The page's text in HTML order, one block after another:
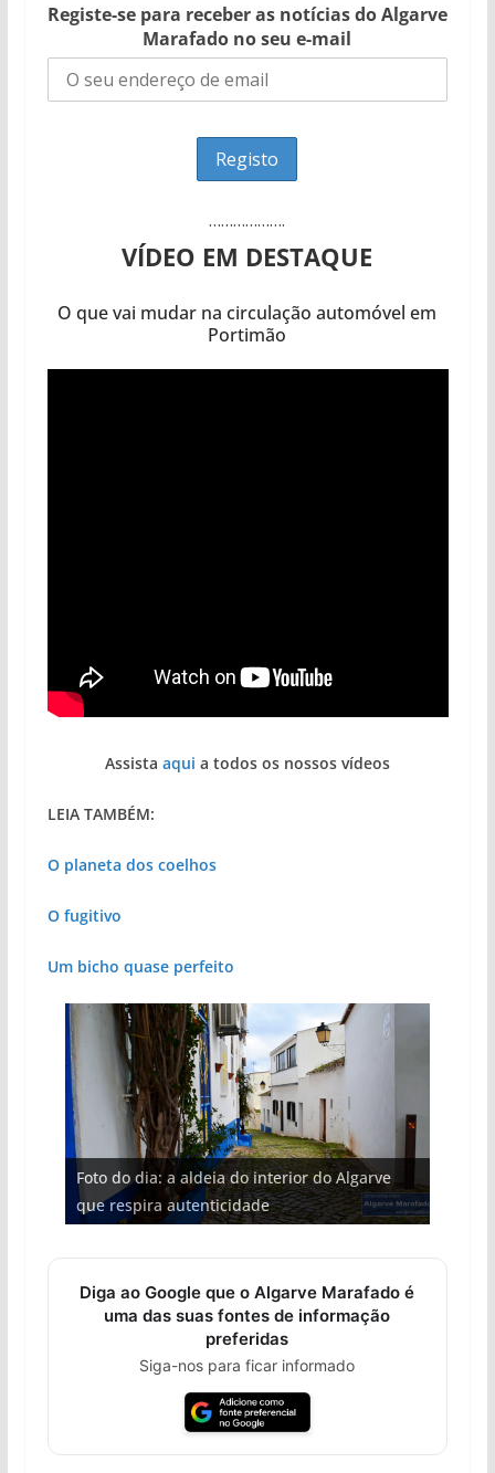
Registe-se para receber as notícias do Algarve
Marafado no seu e-mail
……………….
VÍDEO EM DESTAQUE
O que vai mudar na circulação automóvel em
Portimão
Assista aqui a todos os nossos vídeos
LEIA TAMBÉM:
O planeta dos coelhos
O fugitivo
Um bicho quase perfeito
Foto do dia: a aldeia do interior do Algarve
que respira autenticidade
Foto do dia: o Algarve tem mais de 200 km de
costa e tanto por descobrir
Foto do dia: a praia algarvia que respira
natureza
Foto do dia: a terra algarvia que se abre como
janela para a Ria Formosa
Foto do dia: esta igreja algarvia já teve a torre
destruída por um raio
Foto do dia: esta pequena praia é um símbolo
do Algarve
Diga ao Google que o Algarve Marafado é
uma das suas fontes de informação
preferidas
Siga-nos para ficar informado